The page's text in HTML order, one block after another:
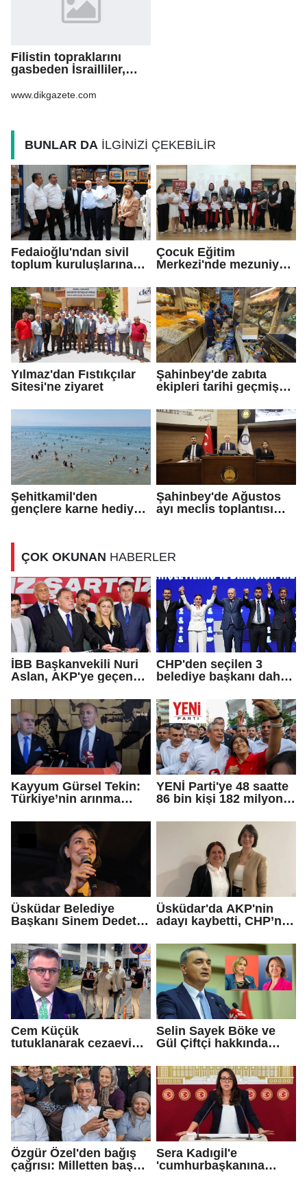
Filistin topraklarını
gasbeden İsrailliler,
Şeria’daki saldırılarını
www.dikgazete.com
BUNLAR DA İLGİNİZİ ÇEKEBİLİR
Fedaioğlu'ndan sivil
toplum kuruluşlarına
Çocuk Eğitim
Merkezi'nde mezuniyet
Yılmaz'dan Fıstıkçılar
Sitesi'ne ziyaret
Şahinbey'de zabıta
ekipleri tarihi geçmiş
kapattı
Şehitkamil'den
gençlere karne hediyesi
Şahinbey'de Ağustos
ayı meclis toplantısı
ÇOK OKUNAN HABERLER
İBB Başkanvekili Nuri
Aslan, AKP'ye geçen
iddialarına yanıt verdi
CHP'den seçilen 3
belediye başkanı daha
Kayyum Gürsel Tekin:
Türkiye’nin arınma
geldiniz...
YENİ Parti'ye 48 saatte
86 bin kişi 182 milyon
Üsküdar Belediye
Başkanı Sinem Dedetaş
Üsküdar'da AKP'nin
adayı kaybetti, CHP’nin
Çetinkaya Başkan
Vekili seçildi
Cem Küçük
tutuklanarak cezaevine
Selin Sayek Böke ve
Gül Çiftçi hakkında
başlatılacak
Özgür Özel'den bağış
çağrısı: Milletten başka
Sera Kadıgil'e
'cumhurbaşkanına